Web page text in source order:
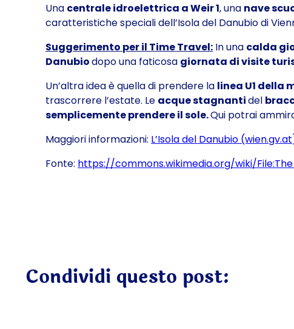
Una centrale idroelettrica a Weir 1, una nave
caratteristiche speciali dell’Isola del Danubio di
Suggerimento per il Time Travel: In una calda
Danubiodopo una faticosa giornata di visite
Un’altra idea è quella di prendere la linea U1 della
trascorrere l’estate. Le acque stagnantidel
semplicemente prendere il sole.Qui potrai
Maggiori informazioni: L’Isola del Danubio
Fonte: https://commons.wikimedia.org/wiki/
Condividi questo post: